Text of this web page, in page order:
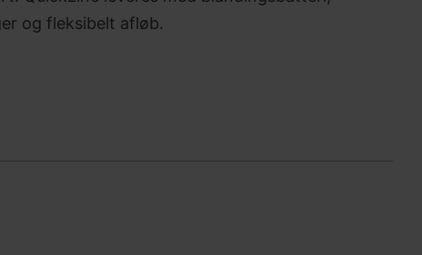
og fleksibelt afløb.